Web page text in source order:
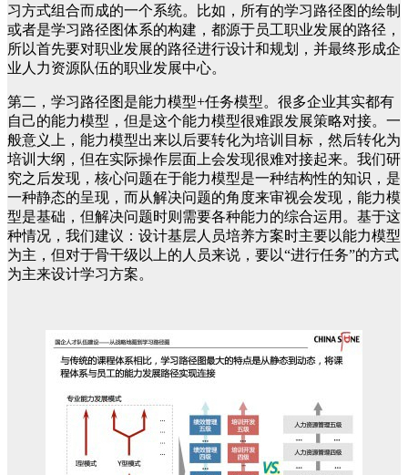
习方式组合而成的一个系统。比如，所有的学习路径图的绘制
或者是学习路径图体系的构建，都源于员工职业发展的路径，
所以首先要对职业发展的路径进行设计和规划，并最终形成企
业人力资源队伍的职业发展中心。
第二，学习路径图是能力模型+任务模型。很多企业其实都有
自己的能力模型，但是这个能力模型很难跟发展策略对接。一
般意义上，能力模型出来以后要转化为培训目标，然后转化为
培训大纲，但在实际操作层面上会发现很难对接起来。我们研
究之后发现，核心问题在于能力模型是一种结构性的知识，是
一种静态的呈现，而从解决问题的角度来审视会发现，能力模
型是基础，但解决问题时则需要各种能力的综合运用。基于这
种情况，我们建议：设计基层人员培养方案时主要以能力模型
为主，但对于骨干级以上的人员来说，要以“进行任务”的方式
为主来设计学习方案。